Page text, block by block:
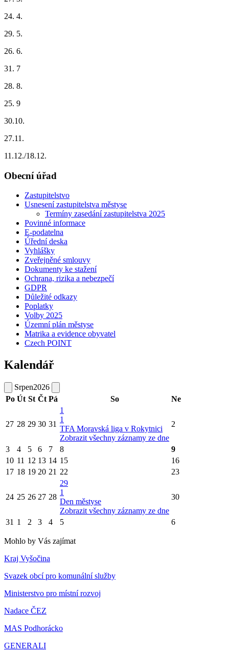
24. 4.
29. 5.
26. 6.
31. 7
28. 8.
25. 9
30.10.
27.11.
11.12./18.12.
Obecní úřad
Zastupitelstvo
Usnesení zastupitelstva městyse
Termíny zasedání zastupitelstva 2025
Povinné informace
E-podatelna
Úřední deska
Vyhlášky
Zveřejněné smlouvy
Dokumenty ke stažení
Ochrana, rizika a nebezpečí
GDPR
Důležité odkazy
Poplatky
Volby 2025
Územní plán městyse
Matrika a evidence obyvatel
Czech POINT
Kalendář
Srpen2026
Po Út St Čt Pá So Ne
27 28 29 30 31
1
1
TFA Moravská liga v Rokytnici
Zobrazit všechny záznamy ze dne
2
3 4 5 6 7 8
9
10 11 12 13 14 15
16
17 18 19 20 21 22 23
24 25 26 27 28
29
1
Den městyse
Zobrazit všechny záznamy ze dne
30
31 1 2 3 4 5 6
Mohlo by Vás zajímat
Kraj Vyšočina
Svazek obcí pro komunální služby
Ministerstvo pro místní rozvoj
Nadace ČEZ
MAS Podhorácko
GENERALI